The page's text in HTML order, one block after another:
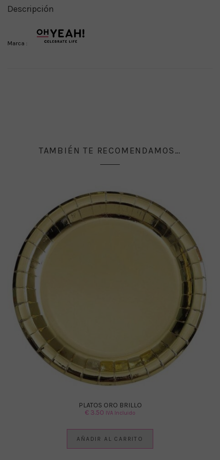
Descripción
Marca :
TAMBIÉN TE RECOMENDAMOS…
PLATOS ORO BRILLO
€3.50 IVA Incluido
AÑADIR AL CARRITO